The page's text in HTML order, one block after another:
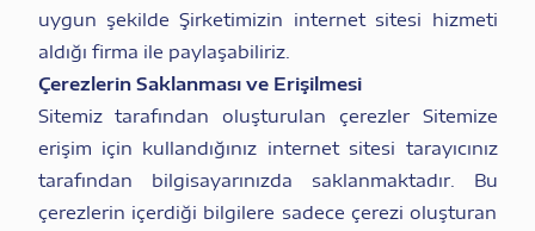
uygun şekilde Şirketimizin internet sitesi hizmeti
aldığı firma ile paylaşabiliriz.
Çerezlerin Saklanması ve Erişilmesi
Sitemiz tarafından oluşturulan çerezler Sitemize
erişim için kullandığınız internet sitesi tarayıcınız
tarafından bilgisayarınızda saklanmaktadır. Bu
çerezlerin içerdiği bilgilere sadece çerezi oluşturan